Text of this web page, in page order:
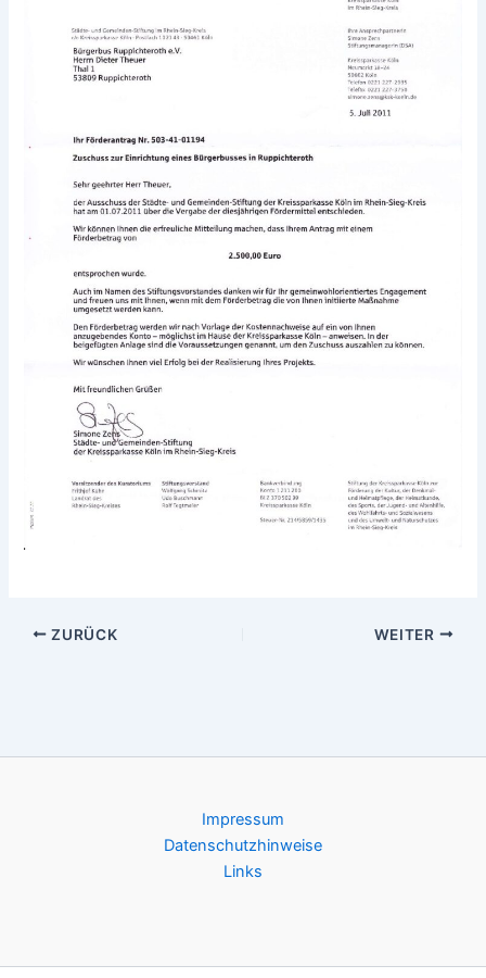
ZURÜCK WEITER
Impressum
Datenschutzhinweise
Links